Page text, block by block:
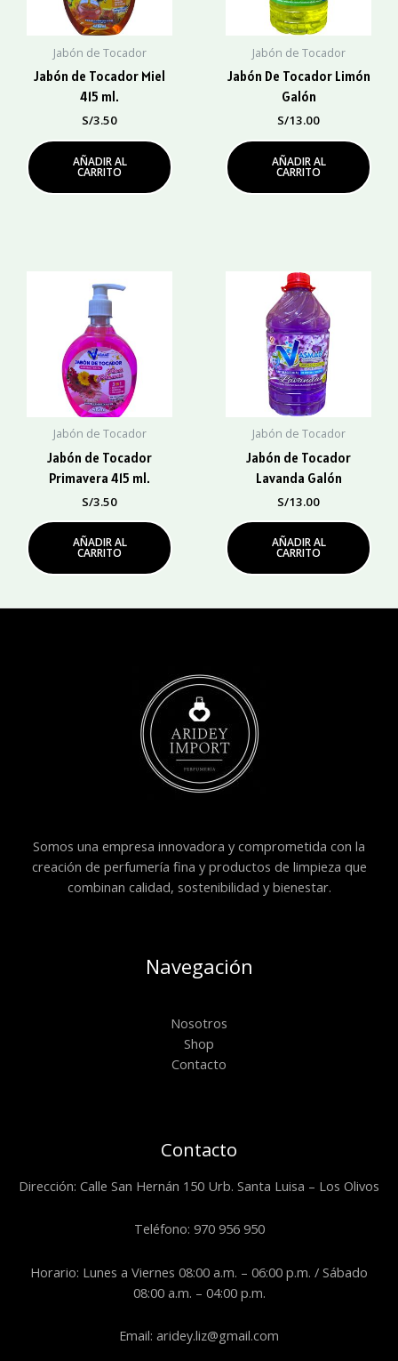
Jabón de Tocador
Jabón de Tocador Miel
415 ml.
S/3.50
AÑADIR AL
CARRITO
Jabón de Tocador
Jabón De Tocador Limón
Galón
S/13.00
AÑADIR AL
CARRITO
Jabón de Tocador
Jabón de Tocador
Primavera 415 ml.
S/3.50
AÑADIR AL
CARRITO
Jabón de Tocador
Jabón de Tocador
Lavanda Galón
S/13.00
AÑADIR AL
CARRITO
Somos una empresa innovadora y comprometida con la
creación de perfumería fina y productos de limpieza que
combinan calidad, sostenibilidad y bienestar.
Navegación
Nosotros
Shop
Contacto
Contacto
Dirección: Calle San Hernán 150 Urb. Santa Luisa – Los Olivos
Teléfono: 970 956 950
Horario: Lunes a Viernes 08:00 a.m. – 06:00 p.m. / Sábado
08:00 a.m. – 04:00 p.m.
Email: aridey.liz@gmail.com